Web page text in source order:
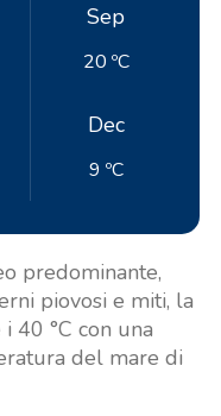
Sep
20 ºC
Dec
9 ºC
predominante,
piovosi e miti, la
40 °C con una
del mare di